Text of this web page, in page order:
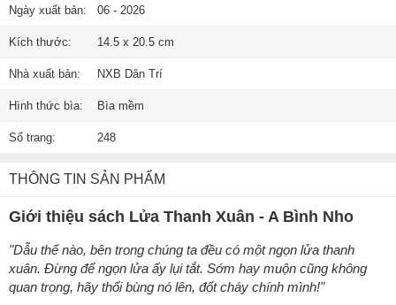
Ngày xuất bản: 06 - 2026
Kích thước: 14.5 x 20.5 cm
Nhà xuất bản: NXB Dân Trí
Hình thức bìa: Bìa mềm
Số trang: 248
THÔNG TIN SẢN PHẨM
Giới thiệu sách Lửa Thanh Xuân - A Bình Nho
"Dẫu thế nào, bên trong chúng ta đều có một ngọn lửa thanh
xuân. Đừng để ngọn lửa ấy lụi tắt. Sớm hay muộn cũng không
quan trọng, hãy thổi bùng nó lên, đốt cháy chính mình!"